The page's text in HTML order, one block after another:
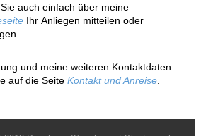
auch einfach über meine
Ihr Anliegen mitteilen oder
und meine weiteren Kontaktdaten
auf die Seite Kontakt und Anreise.